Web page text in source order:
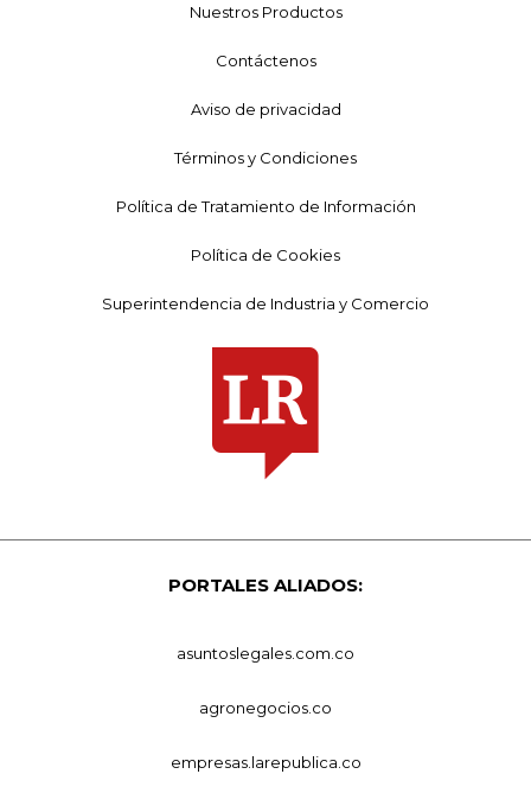
Nuestros Productos
Contáctenos
Aviso de privacidad
Términos y Condiciones
Política de Tratamiento de Información
Política de Cookies
Superintendencia de Industria y Comercio
PORTALES ALIADOS:
asuntoslegales.com.co
agronegocios.co
empresas.larepublica.co